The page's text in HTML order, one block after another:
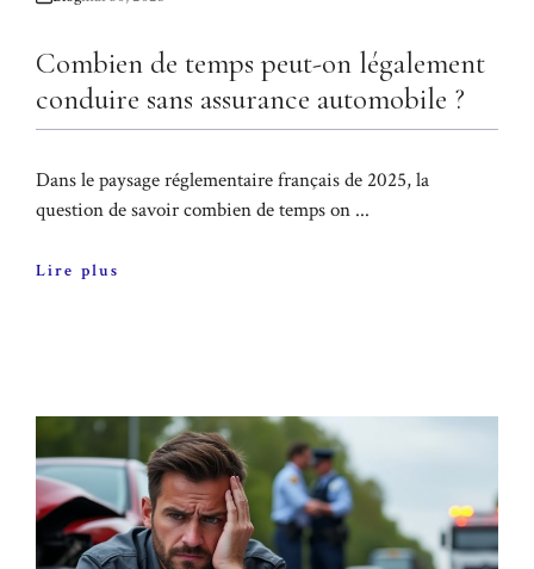
Combien de temps peut-on légalement
conduire sans assurance automobile ?
Dans le paysage réglementaire français de 2025, la
question de savoir combien de temps on ...
Lire plus